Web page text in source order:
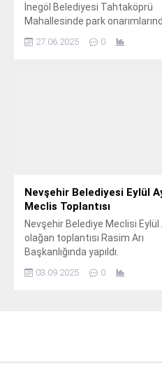
İnegöl Belediyesi Tahtaköprü
Mahallesinde park
sosyal donatı alanlarının
bakımlarına, süs havuzlarının
27.06.2025 0
Nevşehir Belediyesi Eylül
Meclis Toplantısı
Nevşehir Belediye Meclisi Eylül
olağan toplantısı Rasim Arı
Başkanlığında yapıldı.
03.09.2025 0